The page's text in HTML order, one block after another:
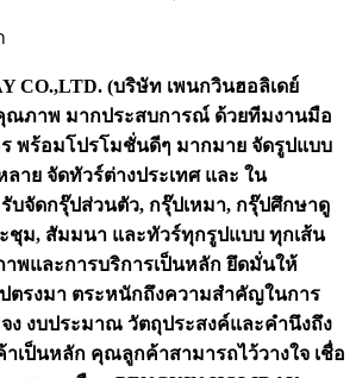
CO.,LTD. (บริษัท เพนกวินฮอลิเดย์
ณภาพ มากประสบการณ์ ด้วยทีมงานมือ
พร้อมโปรโมชั่นดีๆ มากมาย จัดรูปแบบ
ลาย จัดทัวร์ต่างประเทศ และ ใน
บจัดกรุ๊ปส่วนตัว, กรุ๊ปเหมา, กรุ๊ปศึกษาดู
ชุม, สัมมนา และทัวร์ทุกรูปแบบ ทุกเส้น
พและการบริการเป็นหลัก ยึดมั่นให้
ปตรงมา ตระหนักถึงความสำคัญในการ
จง งบประมาณ วัตถุประสงค์และคำนึงถึง
เป็นหลัก คุณลูกค้าสามารถไว้วางใจ เชื่อ